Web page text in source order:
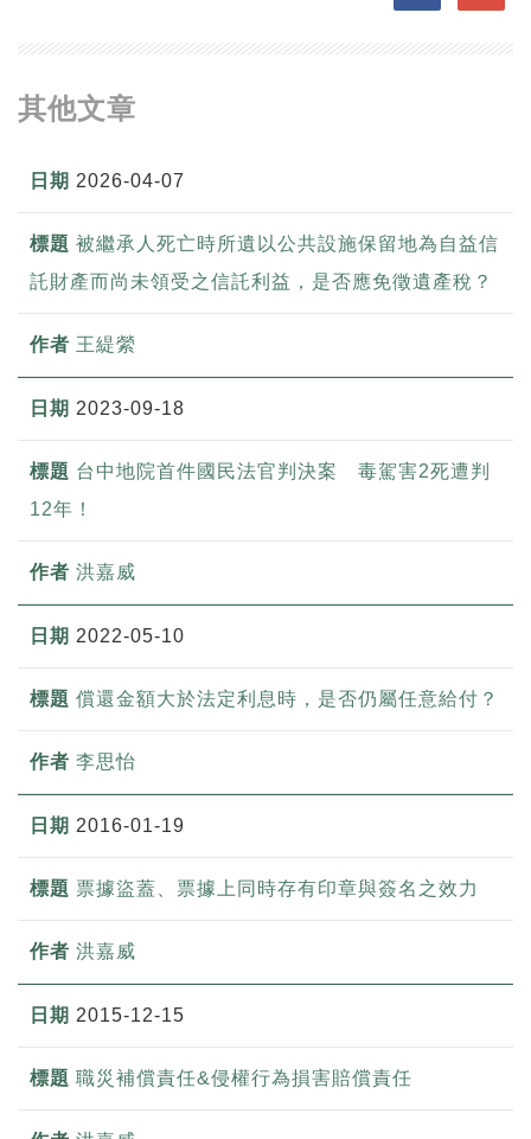
其他文章
2026-04-07
被繼承人死亡時所遺以公共設施保留地為自益信
託財產而尚未領受之信託利益，是否應免徵遺產稅？
王緹縈
2023-09-18
台中地院首件國民法官判決案 毒駕害2死遭判
12年！
洪嘉威
2022-05-10
償還金額大於法定利息時，是否仍屬任意給付？
李思怡
2016-01-19
票據盜蓋、票據上同時存有印章與簽名之效力
洪嘉威
2015-12-15
職災補償責任&侵權行為損害賠償責任